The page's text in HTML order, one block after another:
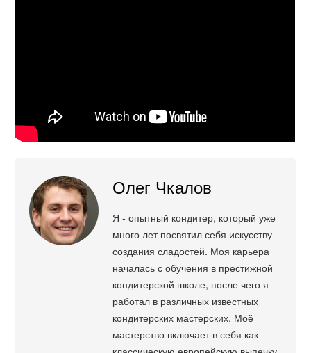
Олег Чкалов
Я - опытный кондитер, который уже
много лет посвятил себя искусству
создания сладостей. Моя карьера
началась с обучения в престижной
кондитерской школе, после чего я
работал в различных известных
кондитерских мастерских. Моё
мастерство включает в себя как